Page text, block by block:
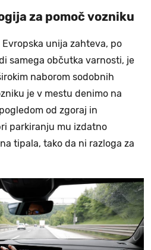
za pomoč vozniku
unija zahteva, po
samega občutka varnosti, je
naborom sodobnih
je v mestu denimo na
od zgoraj in
parkiranju mu izdatno
tipala, tako da ni razloga za